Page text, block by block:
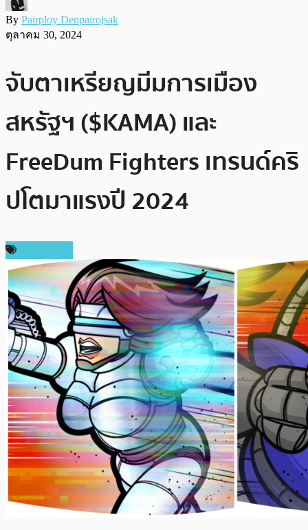
By Pairploy Denpairojsak
ตุลาคม 30, 2024
จับตาเหรียญมีมการเมือง
สหรัฐฯ ($KAMA) และ
FreeDum Fighters เทรนด์คริ
ปโตมาแรงปี 2024